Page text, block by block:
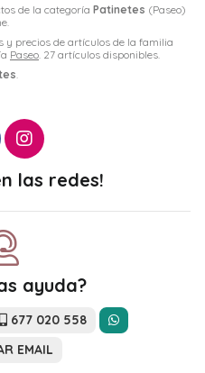
de la categoría Patinetes (Paseo)
y precios de artículos de la familia
Paseo . 27 artículos disponibles.
las redes!
ayuda?
677 020 558
EMAIL